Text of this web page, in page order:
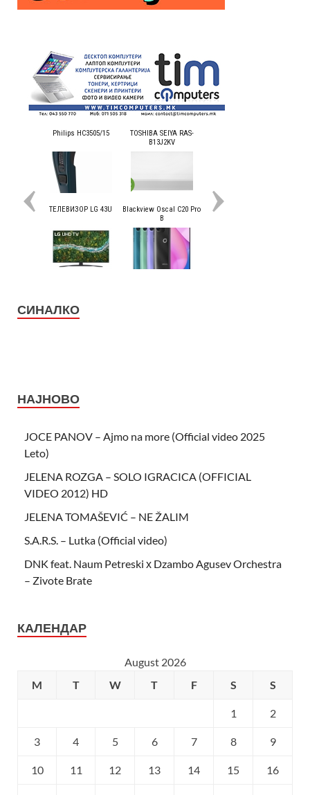
СИНАЛКО
НАЈНОВО
JOCE PANOV – Ajmo na more (Official video 2025
Leto)
JELENA ROZGA – SOLO IGRACICA (OFFICIAL
VIDEO 2012) HD
JELENA TOMAŠEVIĆ – NE ŽALIM
S.A.R.S. – Lutka (Official video)
DNK feat. Naum Petreski х Dzambo Agusev Orchestra
– Zivote Brate
КАЛЕНДАР
August 2026
M
T W T F S S
1 2
3 4 5 6 7 8 9
10 11 12 13 14 15 16